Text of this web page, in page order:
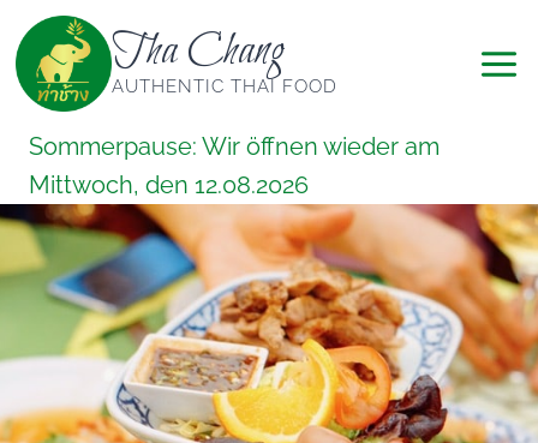
Zum
Inhalt
springen
Tha Chang
AUTHENTIC THAI FOOD
Sommerpause: Wir öffnen wieder am
Mittwoch, den 12.08.2026